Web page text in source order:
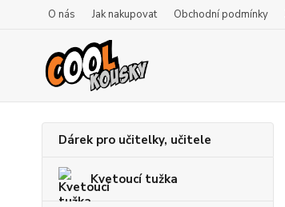
O nás Jak nakupovat Obchodní podmínky
Dárek pro učitelky, učitele
Kvetoucí tužka